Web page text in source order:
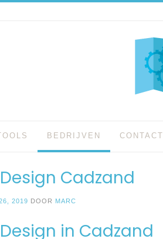
BEDRIJVEN CONTACT
Cadzand
2019 DOOR MARC
in Cadzand